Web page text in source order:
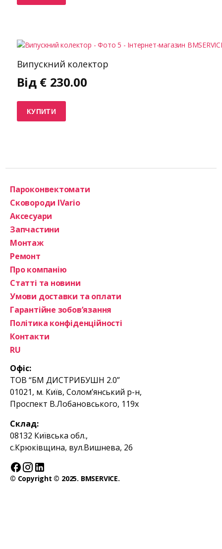
Випускний колектор
Від € 230.00
КУПИТИ
Офіс:
ТОВ “БМ ДИСТРИБУШН 2.0”
01021, м. Київ, Солом’янський р-н,
Проспект В.Лобановського, 119х
Склад:
08132 Київська обл.,
с.Крюківщина, вул.Вишнева, 26
Пароконвектомати
Сковороди IVario
Аксесуари
Запчастини
Монтаж
Ремонт
Про компанію
Статті та новини
Умови доставки та оплати
Гарантійне зобов’язання
Політика конфіденційності
Контакти
RU
© Copyright © 2025. BMSERVICE.